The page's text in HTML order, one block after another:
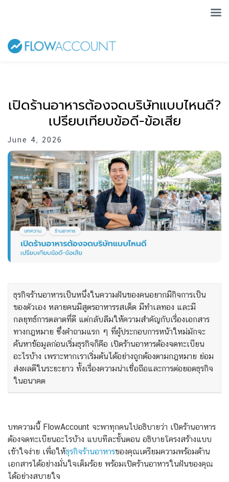
เปิดร้านอาหารต้องจดบริษัทแบบไหนดี?
เปรียบเทียบข้อดี-ข้อเสีย
June 4, 2026
ธุรกิจร้านอาหารเป็นหนึ่งในความฝันของคนอยากมีกิจการเป็น
ของตัวเอง หลายคนมีสูตรอาหารรสเด็ด มีทำเลทอง และมี
กลยุทธ์การตลาดที่ดี แต่กลับลืมให้ความสำคัญกับเรื่องเอกสาร
ทางกฎหมาย ซึ่งคำถามแรก ๆ ที่ผู้ประกอบการหน้าใหม่มักจะ
ค้นหาข้อมูลก่อนเริ่มธุรกิจก็คือ เปิดร้านอาหารต้องจดทะเบียน
อะไรบ้าง เพราะหากเราเริ่มต้นได้อย่างถูกต้องตามกฎหมาย ย่อม
ส่งผลดีในระยะยาว ทั้งเรื่องความน่าเชื่อถือและการต่อยอดธุรกิจ
ในอนาคต
บทความนี้ FlowAccount จะพาทุกคนไปอธิบายว่า เปิดร้านอาหาร
ต้องจดทะเบียนอะไรบ้าง แบบทีละขั้นตอน อธิบายโครงสร้างแบบ
เข้าใจง่าย เพื่อให้ธุรกิจร้านอาหารของคุณเตรียมความพร้อมด้าน
เอกสารได้อย่างมั่นใจเต็มร้อย พร้อมเปิดร้านอาหารในฝันของคุณ
ได้อย่างสบายใจ